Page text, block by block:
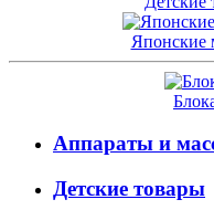
Японские
Аппараты и
Детские товары